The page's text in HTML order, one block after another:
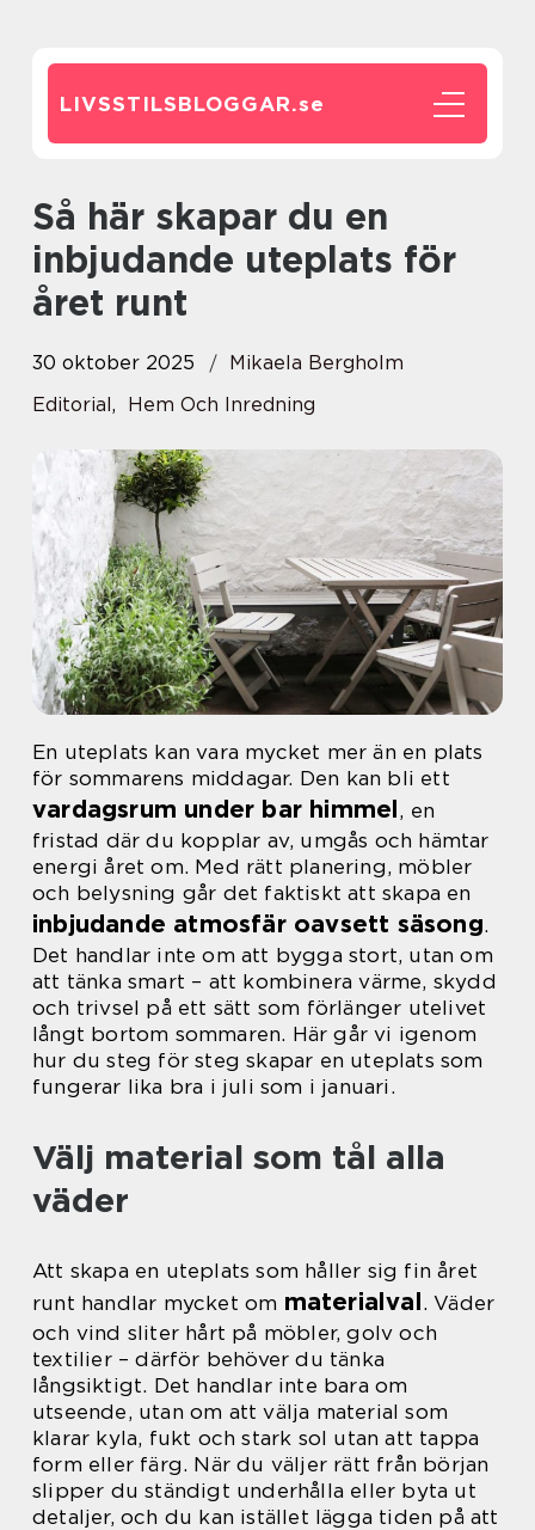
LIVSSTILSBLOGGAR.se
Så här skapar du en
inbjudande uteplats för
året runt
30 oktober 2025
Mikaela Bergholm
Editorial, Hem Och Inredning
En uteplats kan vara mycket mer än en plats
för sommarens middagar. Den kan bli ett
vardagsrum under bar himmel, en
fristad där du kopplar av, umgås och hämtar
energi året om. Med rätt planering, möbler
och belysning går det faktiskt att skapa en
inbjudande atmosfär oavsett säsong.
Det handlar inte om att bygga stort, utan om
att tänka smart – att kombinera värme, skydd
och trivsel på ett sätt som förlänger utelivet
långt bortom sommaren. Här går vi igenom
hur du steg för steg skapar en uteplats som
fungerar lika bra i juli som i januari.
Välj material som tål alla
väder
Att skapa en uteplats som håller sig fin året
runt handlar mycket om materialval. Väder
och vind sliter hårt på möbler, golv och
textilier – därför behöver du tänka
långsiktigt. Det handlar inte bara om
utseende, utan om att välja material som
klarar kyla, fukt och stark sol utan att tappa
form eller färg. När du väljer rätt från början
slipper du ständigt underhålla eller byta ut
detaljer, och du kan istället lägga tiden på att